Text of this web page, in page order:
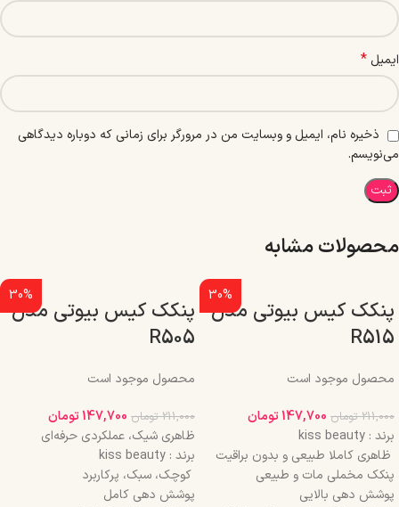
ایمیل *
ذخیره نام، ایمیل و وبسایت من در مرورگر برای زمانی که دوباره دیدگاهی
می‌نویسم.
محصولات مشابه
30%
پنکک کیس بیوتی مدل
R515
محصول موجود است
211,000 تومان 147,700تومان
برند : kiss beauty
ظاهری کاملا طبیعی و بدون براقیت
پنکک مخملی مات و طبیعی
پوشش دهی بالایی
30%
پنکک کیس بیوتی مدل
R505
محصول موجود است
211,000 تومان 147,700تومان
ظاهری شیک، عملکردی حرفه‌ای
برند : kiss beauty
کوچک، سبک، پرکاربرد
پوشش دهی کامل